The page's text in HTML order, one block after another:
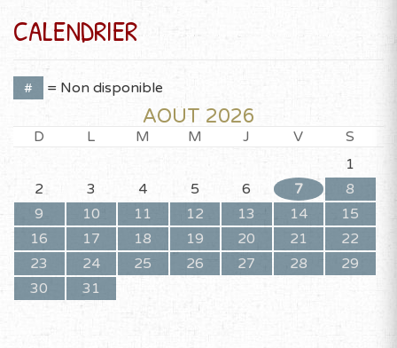
CALENDRIER
# = Non disponible
AOÛT 2026
D L M M J V
S
1
2
3 4 5 6 7
8
9
10 11 12 13 14
15
16
17 18 19 20 21
22
23
24 25 26 27 28
29
30
31